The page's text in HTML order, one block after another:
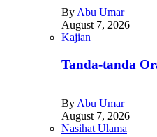
By Abu Umar
August 7, 2026
Kajian
Tanda-tanda
ByAbu Umar
August 7, 2026
Nasihat Ulama